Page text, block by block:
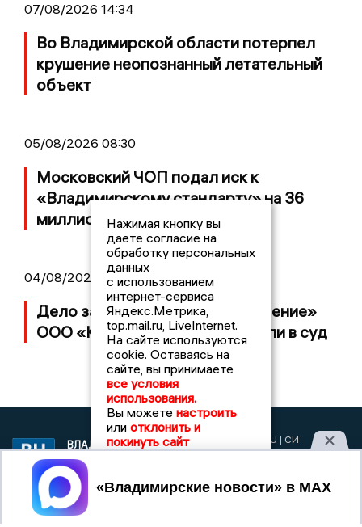
07/08/2026 14:34
Во Владимирской области потерпел
крушение неопознанный летательный
объект
05/08/2026 08:30
Московский ЧОП подал иск к
«Владимирскому стандарту» на 36
миллионов рублей
04/08/2026 15:40
Дело застройщика ЖК «Поколение»
ООО «Капитал Строй» передали в суд
ВЛАДИМИРСКИЕ
НОВОСТИ
2017 © NEWSVLADIMIR.RU | СИ
«Информационное агентство
Учредитель (соучредители): Общество с ограниченной
ответственностью «РЕГИОНАЛЬНЫЕ НОВОСТИ» (ОГРН
1107154017354)
Нажимая кнопку вы
даете согласие на
обработку персональных
данных
с использованием
интернет-сервиса
Яндекс.Метрика,
top.mail.ru, LiveInternet.
На сайте используются
cookie. Оставаясь на
сайте, вы принимаете
все условия
использования.
Вы можете настроить
или отклонить и
покинуть сайт
Принять